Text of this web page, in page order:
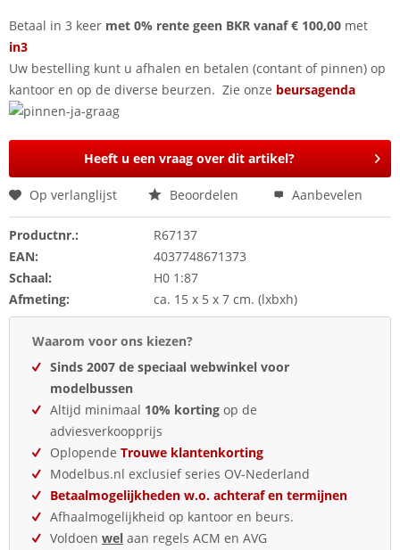
Betaal in 3 keer met 0% rente geen BKR vanaf € 100,00 met
in3
Uw bestelling kunt u afhalen en betalen (contant of pinnen) op
kantoor en op de diverse beurzen. Zie onze beursagenda
Heeft u een vraag over dit artikel?
Op verlanglijst Beoordelen Aanbevelen
Productnr.:
R67137
EAN:
4037748671373
Schaal:
H0 1:87
Afmeting:
ca. 15 x 5 x 7 cm. (lxbxh)
Waarom voor ons kiezen?
Sinds 2007 de speciaal webwinkel voor
modelbussen
Altijd minimaal 10% korting op de
adviesverkoopprijs
Oplopende Trouwe klantenkorting
Modelbus.nl exclusief series OV-Nederland
Betaalmogelijkheden w.o. achteraf en termijnen
Afhaalmogelijkheid op kantoor en beurs.
Voldoen wel aan regels ACM en AVG